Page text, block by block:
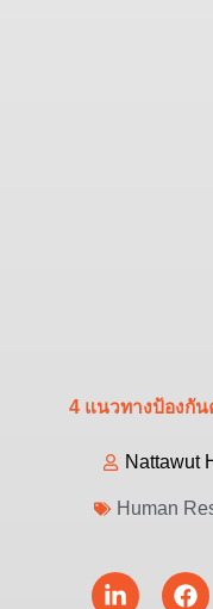
4 แนวทางป้องกั
Nattawut
Human
Linkedin-
in